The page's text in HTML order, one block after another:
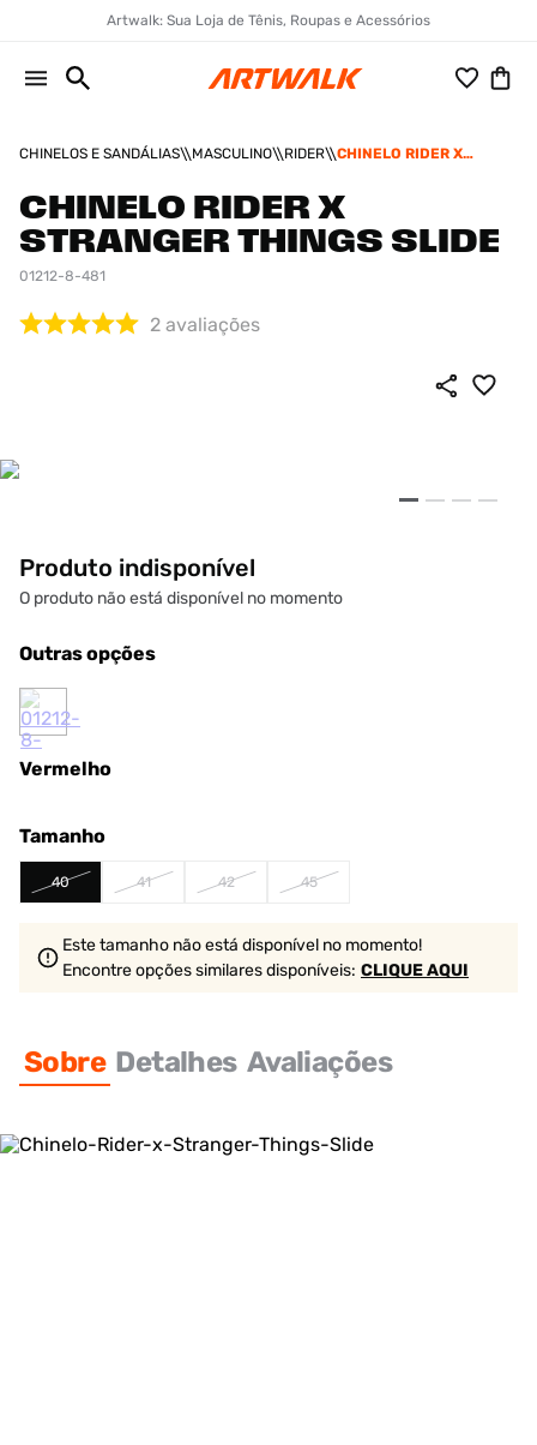
Artwalk: Sua Loja de Tênis, Roupas e Acessórios
CHINELOS E SANDÁLIAS MASCULINO RIDER
CHINELO RIDER X
SLIDE
CHINELO RIDER X
STRANGER THINGS SLIDE
01212-8-481
2 avaliações
Produto indisponível
O produto não está disponível no momento
Outras opções
Vermelho
Tamanho
40 41 42 45
Este tamanho não está disponível no momento!
Encontre opções similaresdisponíveis: CLIQUE AQUI
Sobre Detalhes Avaliações